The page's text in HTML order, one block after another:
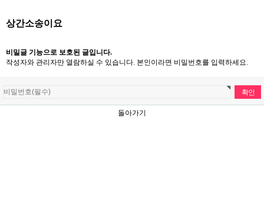
상간소송이요
비밀글 기능으로 보호된 글입니다.
작성자와 관리자만 열람하실 수 있습니다. 본인이라면 비밀번호를 입력하세요.
돌아가기